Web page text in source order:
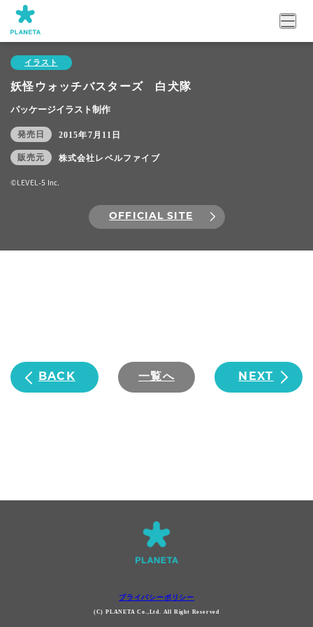
イラスト
妖怪ウォッチバスターズ 白犬隊
パッケージイラスト制作
発売日 2015年7月11日
販売元 株式会社レベルファイブ
©LEVEL-5 Inc.
OFFICIAL SITE
BACK 一覧へ NEXT
プライバシーポリシー
(C) PLANETA Co.,Ltd. All Right Reserved